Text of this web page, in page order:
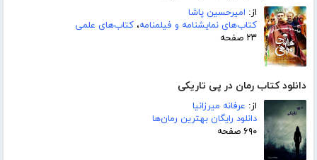
از: امیرحسین پاشا
کتاب‌های نمایشنامه و فیلمنامه، کتاب‌های علمی
۲۳ صفحه
دانلود کتاب رمان در پی تاریکی
از: عرفانه میرزانیا
دانلود رایگان بهترین رمان‌ها
۶۹۰ صفحه